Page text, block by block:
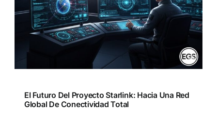
El Futuro Del Proyecto Starlink: Hacia Una Red
Global De Conectividad Total